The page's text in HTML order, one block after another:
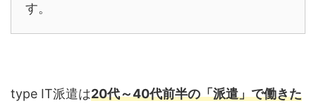
す。
type IT派遣は20代～40代前半の「派遣」で働きた